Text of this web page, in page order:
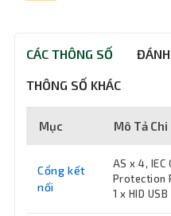
CÁC THÔNG SỐ
THÔNG SỐ KHÁC
Mục Mô Tả
Cổng kết
nối
AS x 4,
Protection
1 x HID USB